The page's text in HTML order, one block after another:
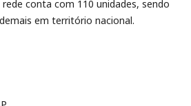
conta com 110 unidades, sendo
em território nacional.